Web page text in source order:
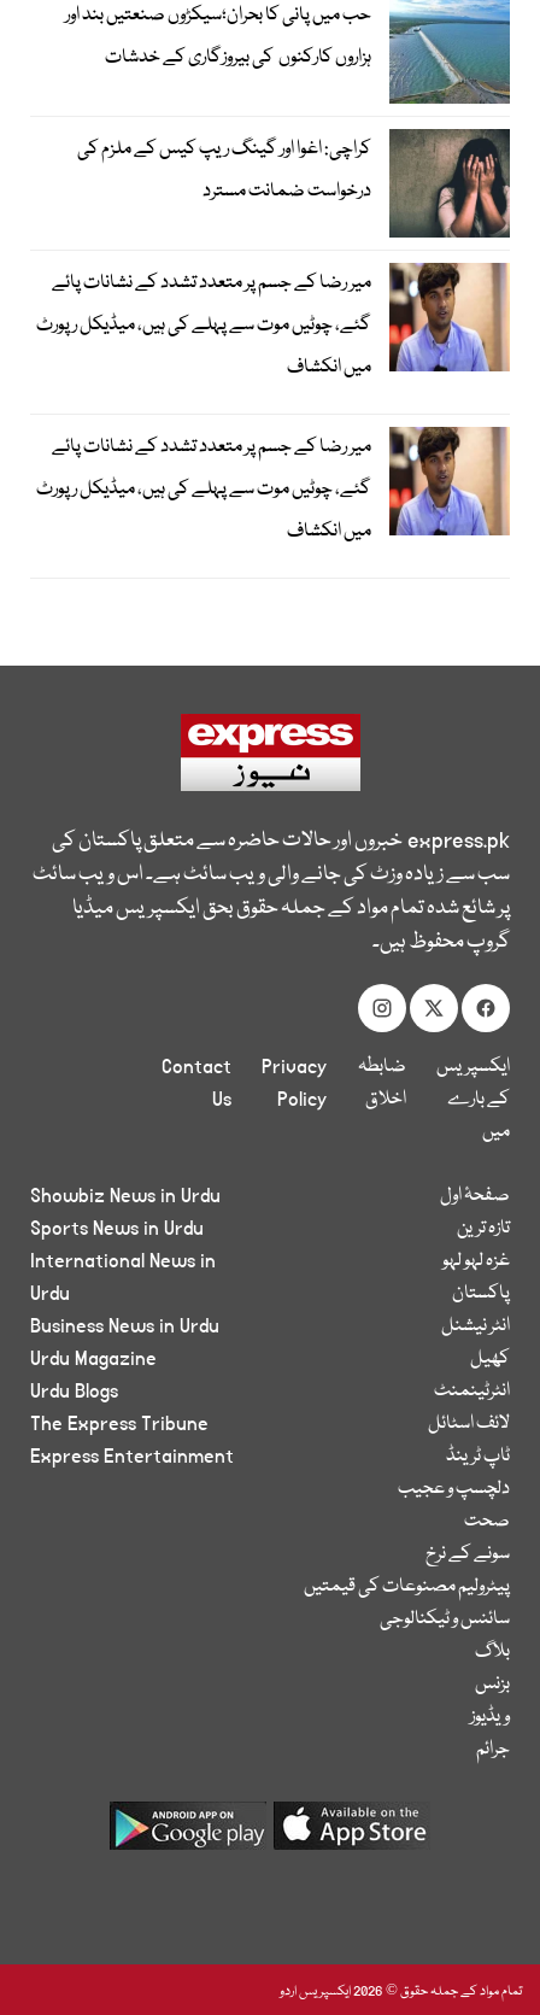
حب میں پانی کا بحران؛سیکڑوں صنعتیں بند اور
ہزاروں کارکنوں کی بیروزگاری کے خدشات
کراچی: اغوا اور گینگ ریپ کیس کے ملزم کی
درخواست ضمانت مسترد
میر رضا کے جسم پر متعدد تشدد کے نشانات پائے
گئے، چوٹیں موت سے پہلے کی ہیں، میڈیکل رپورٹ
میں انکشاف
میر رضا کے جسم پر متعدد تشدد کے نشانات پائے
گئے، چوٹیں موت سے پہلے کی ہیں، میڈیکل رپورٹ
میں انکشاف
express.pkخبروں اور حالات حاضرہ سے متعلق پاکستان کی
سب سے زیادہ وزٹ کی جانے والی ویب سائٹ ہے۔ اس ویب سائٹ
پر شائع شدہ تمام مواد کے جملہ حقوق بحق ایکسپریس میڈیا
گروپ محفوظ ہیں۔
ایکسپریس
کے بارے
میں
ضابطہ
اخلاق
Privacy
Policy
Contact
Us
صفحۂ اول
تازہ ترین
غزہ لہو لہو
پاکستان
انٹر نیشنل
کھیل
انٹرٹینمنٹ
لائف اسٹائل
ٹاپ ٹرینڈ
دلچسپ و عجیب
صحت
سونے کے نرخ
پیٹرولیم مصنوعات کی قیمتیں
سائنس و ٹیکنالوجی
بلاگ
بزنس
ویڈیوز
جرائم
Showbiz News in Urdu
Sports News in Urdu
International News in
Urdu
Business News in Urdu
Urdu Magazine
Urdu Blogs
The Express Tribune
Express Entertainment
تمام مواد کے جملہ حقوق © 2026 ایکسپریس اردو